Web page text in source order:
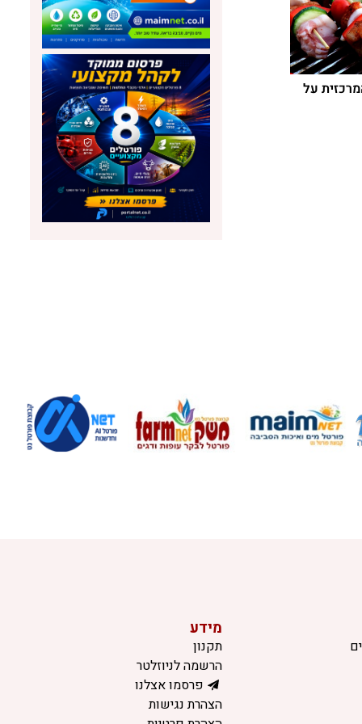
על
מידע
תקנון
הרשמה לניוזלטר
פרסמו אצלנו
הצהרת נגישות